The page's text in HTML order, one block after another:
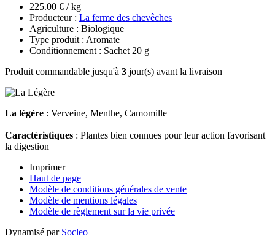
225.00 € / kg
Producteur : La ferme des chevêches
Agriculture : Biologique
Type produit : Aromate
Conditionnement : Sachet 20 g
Produit commandable jusqu'à 3 jour(s) avant la livraison
La légère : Verveine, Menthe, Camomille
Caractéristiques : Plantes bien connues pour leur action favorisant
la digestion
Imprimer
Haut de page
Modèle de conditions générales de vente
Modèle de mentions légales
Modèle de règlement sur la vie privée
Dynamisé par Socleo